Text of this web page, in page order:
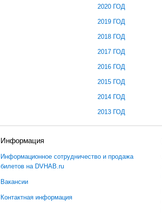
2020 ГОД
2019 ГОД
2018 ГОД
2017 ГОД
2016 ГОД
2015 ГОД
2014 ГОД
2013 ГОД
Информация
Информационное сотрудничество и продажа
билетов на DVHAB.ru
Вакансии
Контактная информация